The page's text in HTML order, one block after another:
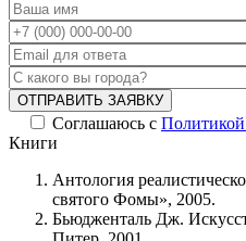
ОТПРАВИТЬ ЗАЯВКУ
Соглашаюсь с Политикой
Книги
Антология
святого Фомы», 2005.
Бьюдженталь Дж.